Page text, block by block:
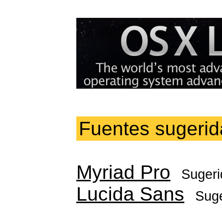
Fuentes
Myriad Pro
Lucida Sans